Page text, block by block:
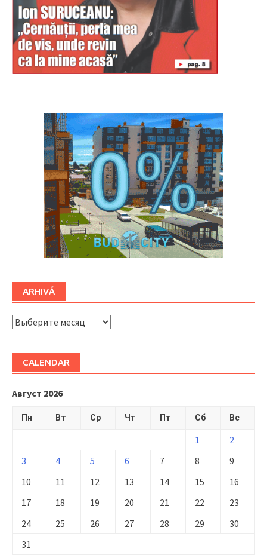
ARHIVĂ
ARHIVĂ
CALENDAR
Август 2026
Пн Вт Ср Чт Пт Сб Вс
1
2
3
4 5 6 7 8
9
10
11 12 13 14 15
16
17
18 19 20 21 22
23
24
25 26 27 28 29
30
31